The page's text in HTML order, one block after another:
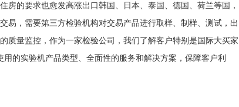
房的要求也愈发高涨出口韩国、日本、泰国、德国、荷兰等国，
易，需要第三方检验机构对交易产品进行取样、制样、测试，出
质量监控，作为一家检验公司，我们了解客户特别是国际大买家
的实验机产品类型、全面性的服务和解决方案，保障客户利